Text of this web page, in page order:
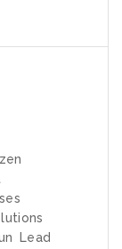
Lead